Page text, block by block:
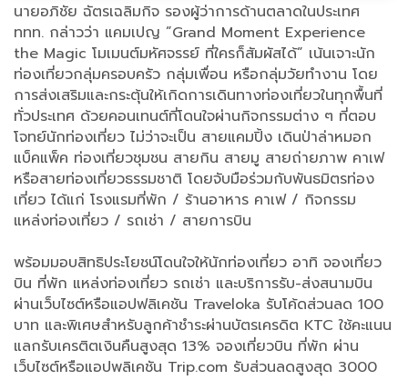
นายอภิชัย ฉัตรเฉลิมกิจ รองผู้ว่าการด้านตลาดในประเทศ
ททท. กล่าวว่า แคมเปญ ”Grand Moment Experience
the Magic โมเมนต์มหัศจรรย์ ที่ใครก็สัมผัสได้” เน้นเจาะนัก
ท่องเที่ยวกลุ่มครอบครัว กลุ่มเพื่อน หรือกลุ่มวัยทำงาน โดย
การส่งเสริมและกระตุ้นให้เกิดการเดินทางท่องเที่ยวในทุกพื้นที่
ทั่วประเทศ ด้วยคอนเทนต์ที่โดนใจผ่านกิจกรรมต่าง ๆ ที่ตอบ
โจทย์นักท่องเที่ยว ไม่ว่าจะเป็น สายแคมปิ้ง เดินป่าล่าหมอก
แบ็คแพ็ค ท่องเที่ยวชุมชน สายกิน สายมู สายถ่ายภาพ คาเฟ
หรือสายท่องเที่ยวธรรมชาติ โดยจับมือร่วมกับพันธมิตรท่อง
เที่ยว ได้แก่ โรงแรมที่พัก / ร้านอาหาร คาเฟ / กิจกรรม
แหล่งท่องเที่ยว / รถเช่า / สายการบิน
พร้อมมอบสิทธิประโยชน์โดนใจให้นักท่องเที่ยว อาทิ จองเที่ยว
บิน ที่พัก แหล่งท่องเที่ยว รถเช่า และบริการรับ-ส่งสนามบิน
ผ่านเว็บไซต์หรือแอปฟลิเคชัน Traveloka รับโค้ดส่วนลด 100
บาท และพิเศษสำหรับลูกค้าชำระผ่านบัตรเครดิต KTC ใช้คะแนน
แลกรับเครติตเงินคืนสูงสุด 13% จองเที่ยวบิน ที่พัก ผ่าน
เว็บไซต์หรือแอปพลิเคชัน Trip.com รับส่วนลดสูงสุด 3000